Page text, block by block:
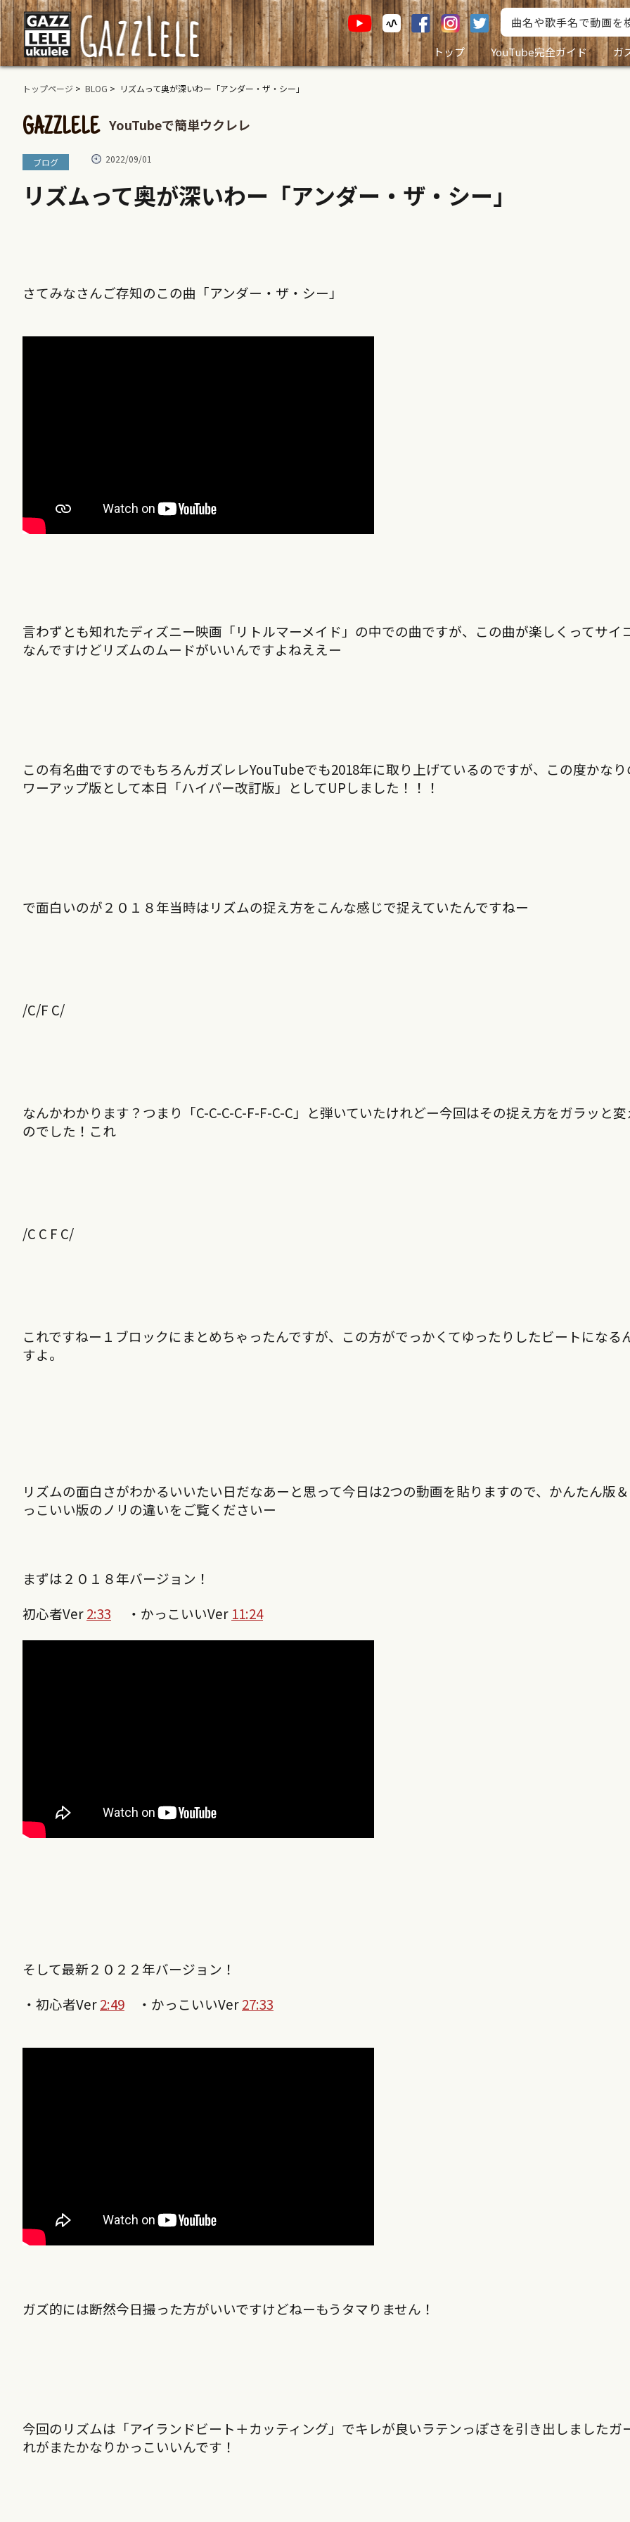
トップ YouTube完全ガイド ガ
トップページ > BLOG > リズムって奥が深いわー「アンダー・ザ・シー」
GAZZLELE YouTubeで簡単ウクレレ
ブログ 2022/09/01
リズムって奥が深いわー「アンダー・ザ・シー」
さてみなさんご存知のこの曲「アンダー・ザ・シー」
言わずとも知れたディズニー映画「リトルマーメイド」の中での曲ですが、この曲が楽しくってサイ
なんですけどリズムのムードがいいんですよねええー
この有名曲ですのでもちろんガズレレYouTubeでも2018年に取り上げているのですが、この度かな
ワーアップ版として本日「ハイパー改訂版」としてUPしました！！！
で面白いのが２０１８年当時はリズムの捉え方をこんな感じで捉えていたんですねー
/C/F C/
なんかわかります？つまり「C-C-C-C-F-F-C-C」と弾いていたけれどー今回はその捉え方をガラッと
のでした！これ
/C C F C/
これですねー１ブロックにまとめちゃったんですが、この方がでっかくてゆったりしたビートになる
すよ。
リズムの面白さがわかるいいたい日だなあーと思って今日は2つの動画を貼りますので、 かんたん版
っこいい版のノリの違いをご覧くださいー
まずは２０１８年バージョン！
初心者Ver2:33 ・かっこいいVer 11:24
そして最新２０２２年バージョン！
・初心者Ver2:49 ・かっこいいVer27:33
ガズ的には断然今日撮った方がいいですけどねーもうタマりません！
今回のリズムは「アイランドビート＋カッティング」でキレが良いラテンっぽさを引き出しましたガ
れがまたかなりかっこいいんです！